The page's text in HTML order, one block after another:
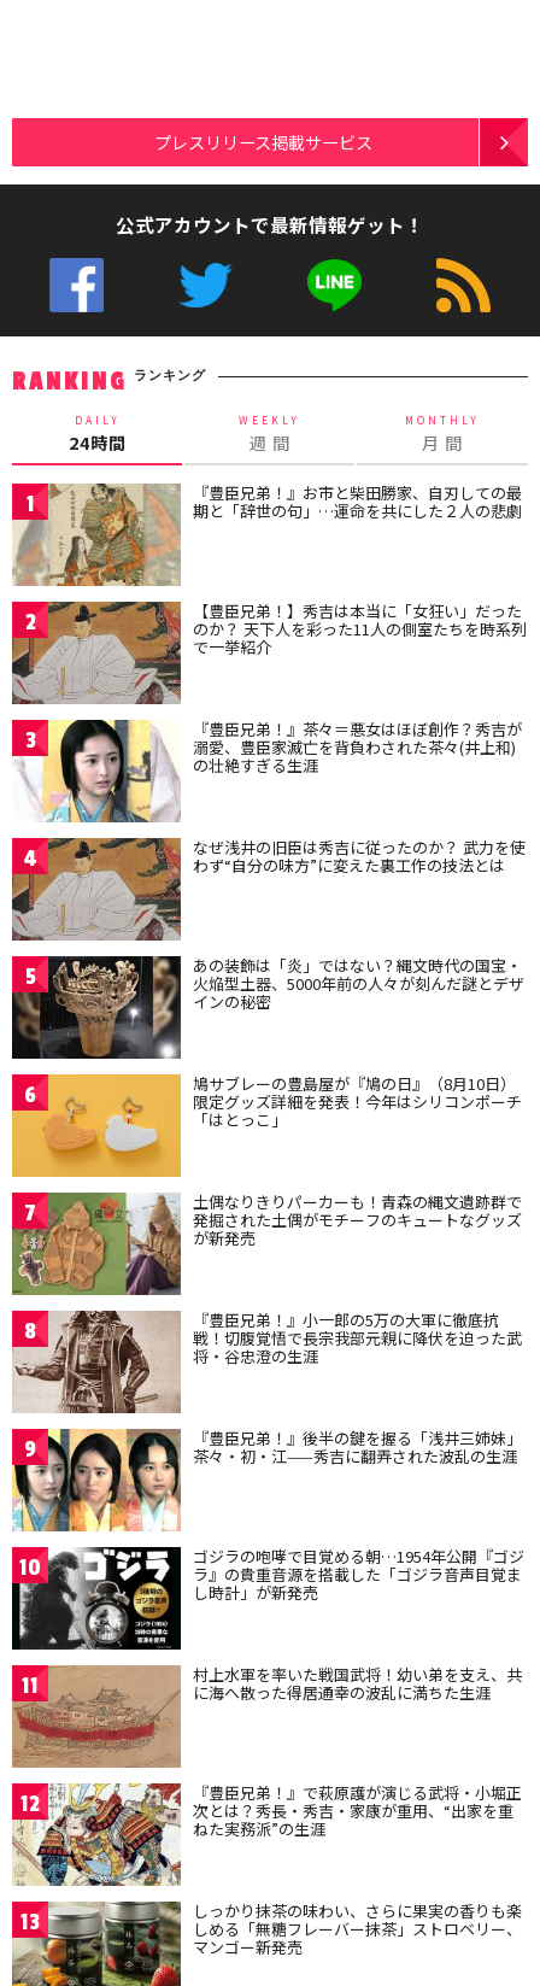
プレスリリース掲載サービス
公式アカウントで最新情報ゲット！
RANKING ランキング
DAILY
24時間
WEEKLY
週 間
MONTHLY
月 間
1 『豊臣兄弟！』お市と柴田勝家、自刃しての最
期と「辞世の句」…運命を共にした２人の悲劇
2 【豊臣兄弟！】秀吉は本当に「女狂い」だった
のか？ 天下人を彩った11人の側室たちを時系列
で一挙紹介
3 『豊臣兄弟！』茶々＝悪女はほぼ創作？秀吉が
溺愛、豊臣家滅亡を背負わされた茶々(井上和)
の壮絶すぎる生涯
4 なぜ浅井の旧臣は秀吉に従ったのか？ 武力を使
わず“自分の味方”に変えた裏工作の技法とは
5 あの装飾は「炎」ではない？縄文時代の国宝・
火焔型土器、5000年前の人々が刻んだ謎とデザ
インの秘密
6 鳩サブレーの豊島屋が『鳩の日』（8月10日）
限定グッズ詳細を発表！今年はシリコンポーチ
「はとっこ」
7 土偶なりきりパーカーも！青森の縄文遺跡群で
発掘された土偶がモチーフのキュートなグッズ
が新発売
8 『豊臣兄弟！』小一郎の5万の大軍に徹底抗
戦！切腹覚悟で長宗我部元親に降伏を迫った武
将・谷忠澄の生涯
9 『豊臣兄弟！』後半の鍵を握る「浅井三姉妹」
茶々・初・江——秀吉に翻弄された波乱の生涯
10 ゴジラの咆哮で目覚める朝…1954年公開『ゴジ
ラ』の貴重音源を搭載した「ゴジラ音声目覚ま
し時計」が新発売
11 村上水軍を率いた戦国武将！幼い弟を支え、共
に海へ散った得居通幸の波乱に満ちた生涯
12 『豊臣兄弟！』で萩原護が演じる武将・小堀正
次とは？秀長・秀吉・家康が重用、“出家を重
ねた実務派”の生涯
13 しっかり抹茶の味わい、さらに果実の香りも楽
しめる「無糖フレーバー抹茶」ストロベリー、
マンゴー新発売